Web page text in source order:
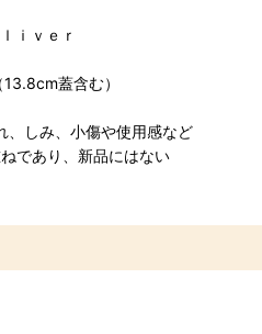
ｉｖｅｒ
蓋含む）
、しみ、小傷や使用感など
であり、新品にはない